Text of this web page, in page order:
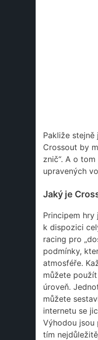
Pakliže
Crossout by
znič“. A o
upravených
Jaký je
Principem
k dispozici
racing pro
podmínky,
atmosféře.
můžete
úroveň.
můžete
internetu se
Výhodou jsou
tím